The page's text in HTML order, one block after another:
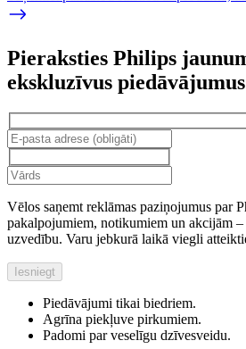
Pieraksties Philips
ekskluzīvus piedāvājumus
Vēlos saņemt reklāmas paziņojumus par
pakalpojumiem, notikumiem un akcijām
uzvedību. Varu jebkurā laikā viegli
Iesniegt
Piedāvājumi tikai biedriem.
Agrīna piekļuve pirkumiem.
Padomi par veselīgu dzīvesveidu.